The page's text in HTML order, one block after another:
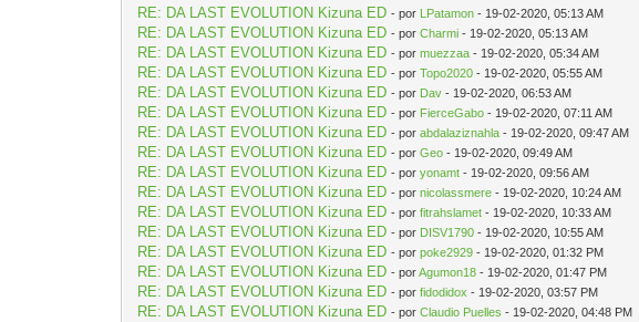
RE: DA LAST EVOLUTION Kizuna ED - por LPatamon - 19-02-2020, 05:13 AM
RE: DA LAST EVOLUTION Kizuna ED - porCharmi - 19-02-2020, 05:13 AM
RE: DA LAST EVOLUTION Kizuna ED - pormuezzaa - 19-02-2020, 05:34 AM
RE: DA LAST EVOLUTION Kizuna ED - porTopo2020 - 19-02-2020, 05:55 AM
RE: DA LAST EVOLUTION Kizuna ED - por Dav - 19-02-2020, 06:53 AM
RE: DA LAST EVOLUTION Kizuna ED - por FierceGabo - 19-02-2020, 07:11 AM
RE: DA LAST EVOLUTION Kizuna ED - porabdalaziznahla - 19-02-2020, 09:47 AM
RE: DA LAST EVOLUTION Kizuna ED - porGeo - 19-02-2020, 09:49 AM
RE: DA LAST EVOLUTION Kizuna ED - poryonamt - 19-02-2020, 09:56 AM
RE: DA LAST EVOLUTION Kizuna ED - pornicolassmere - 19-02-2020, 10:24 AM
RE: DA LAST EVOLUTION Kizuna ED - porfitrahslamet - 19-02-2020, 10:33 AM
RE: DA LAST EVOLUTION Kizuna ED - por DISV1790 - 19-02-2020, 10:55 AM
RE: DA LAST EVOLUTION Kizuna ED - porpoke2929 - 19-02-2020, 01:32 PM
RE: DA LAST EVOLUTION Kizuna ED - porAgumon18 - 19-02-2020, 01:47 PM
RE: DA LAST EVOLUTION Kizuna ED - porfidodidox - 19-02-2020, 03:57 PM
RE: DA LAST EVOLUTION Kizuna ED - porClaudio Puelles - 19-02-2020, 04:48 PM